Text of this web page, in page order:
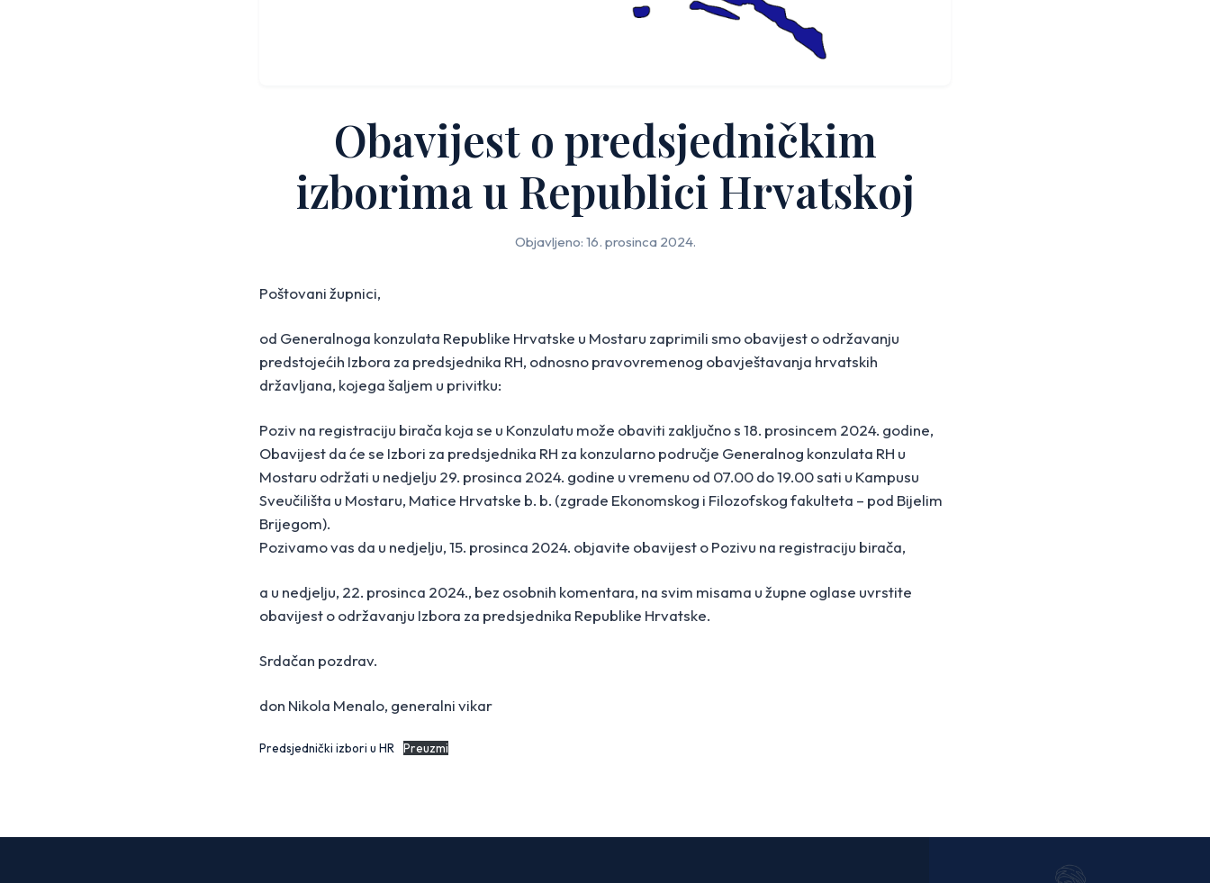
Obavijest o predsjedničkim
izborima u Republici Hrvatskoj
Objavljeno: 16. prosinca 2024.
Poštovani župnici,
od Generalnoga konzulata Republike Hrvatske u Mostaru zaprimili smo obavijest o održavanju
predstojećih Izbora za predsjednika RH, odnosno pravovremenog obavještavanja hrvatskih
državljana, kojega šaljem u privitku:
Poziv na registraciju birača koja se u Konzulatu može obaviti zaključno s 18. prosincem 2024. godine,
Obavijest da će se Izbori za predsjednika RH za konzularno područje Generalnog konzulata RH u
Mostaru održati u nedjelju 29. prosinca 2024. godine u vremenu od 07.00 do 19.00 sati u Kampusu
Sveučilišta u Mostaru, Matice Hrvatske b. b. (zgrade Ekonomskog i Filozofskog fakulteta – pod Bijelim
Brijegom).
Pozivamo vas da u nedjelju, 15. prosinca 2024. objavite obavijest o Pozivu na registraciju birača,
a u nedjelju, 22. prosinca 2024., bez osobnih komentara, na svim misama u župne oglase uvrstite
obavijest o održavanju Izbora za predsjednika Republike Hrvatske.
Srdačan pozdrav.
don Nikola Menalo, generalni vikar
Predsjednički izbori u HR Preuzmi